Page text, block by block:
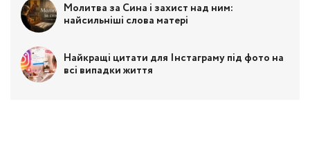
Молитва за Сина і захист над ним:
найсильніші слова матері
Найкращі цитати для Інстаграму під фото на
всі випадки життя